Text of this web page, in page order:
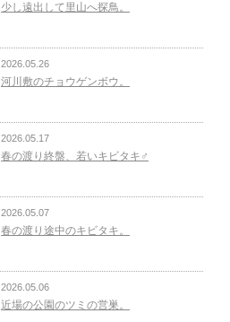
少し遠出して里山へ探鳥。
2026.05.26
河川敷のチョウゲンボウ。
2026.05.17
春の渡り終盤、若いキビタキ♂
2026.05.07
春の渡り途中のキビタキ。
2026.05.06
近場の公園のツミの営巣。